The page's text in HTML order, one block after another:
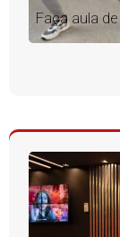
Faça aula